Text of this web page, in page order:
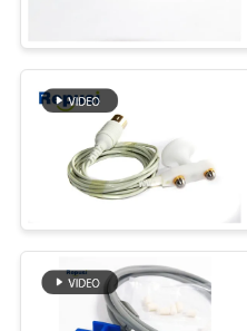
ONS
NIEUWS
VERZOEK
OM EEN
CITAAT
emg